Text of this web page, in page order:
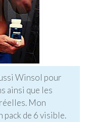
Winsol pour
ainsi que les
Mon
pack de 6 visible.